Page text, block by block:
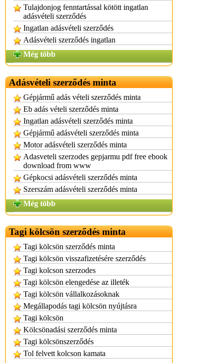
Tulajdonjog fenntartással kötött ingatlan
adásvételi szerződés
Ingatlan adásvételi szerződés
Adásvételi szerződés ingatlan
Még több
Adásvételi szerződés minta
Gépjármű adás vételi szerződés minta
Eb adás vételi szerződés minta
Ingatlan adásvételi szerződés minta
Gépjármű adásvételi szerződés minta
Motor adásvételi szerződés minta
Adasveteli szerzodes gepjarmu pdf free ebook
download from www
Gépkocsi adásvételi szerződés minta
Szerszám adásvételi szerződés minta
Még több
Tagi kölcsön szerződés minta
Tagi kölcsön szerződés minta
Tagi kölcsön visszafizetésére szerződés
Tagi kolcson szerzodes
Tagi kölcsön elengedése az illeték
Tagi kölcsön vállalkozásoknak
Megállapodás tagi kölcsön nyújtásra
Tagi kölcsön
Kölcsönadási szerződés minta
Tagi kölcsönszerződés
Tol felvett kolcson kamata